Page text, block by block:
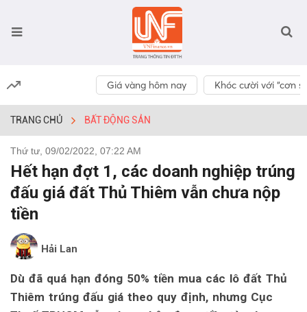
Giá vàng hôm nay Khóc cười với “cơn
TRANG CHỦ BẤT ĐỘNG SẢN
Thứ tư, 09/02/2022, 07:22 AM
Hết hạn đợt 1, các doanh nghiệp trúng
đấu giá đất Thủ Thiêm vẫn chưa nộp
tiền
Hải Lan
Dù đã quá hạn đóng 50% tiền mua các lô đất Thủ
Thiêm trúng đấu giá theo quy định, nhưng Cục